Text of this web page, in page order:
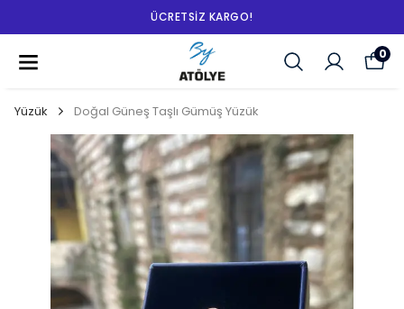
ÜCRETSIZ KARGO!
0
Yüzük Doğal Güneş Taşlı Gümüş Yüzük